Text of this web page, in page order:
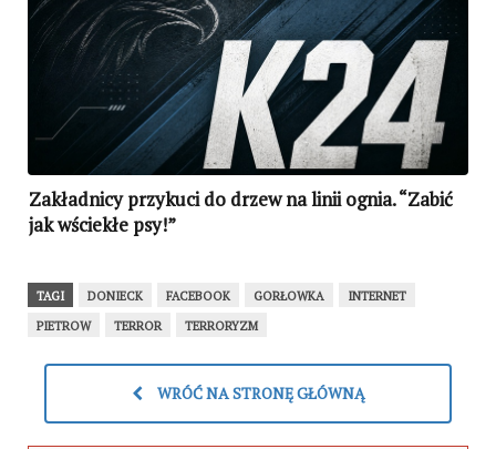
Zakładnicy przykuci do drzew na linii ognia. “Zabić
jak wściekłe psy!”
TAGI DONIECK FACEBOOK GORŁOWKA
INTERNET
PIETROW
TERROR TERRORYZM
WRÓĆ NA STRONĘ GŁÓWNĄ